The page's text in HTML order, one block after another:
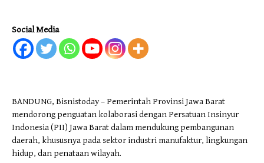
Social Media
BANDUNG, Bisnistoday – Pemerintah Provinsi Jawa Barat
mendorong penguatan kolaborasi dengan Persatuan Insinyur
Indonesia (PII) Jawa Barat dalam mendukung pembangunan
daerah, khususnya pada sektor industri manufaktur, lingkungan
hidup, dan penataan wilayah.